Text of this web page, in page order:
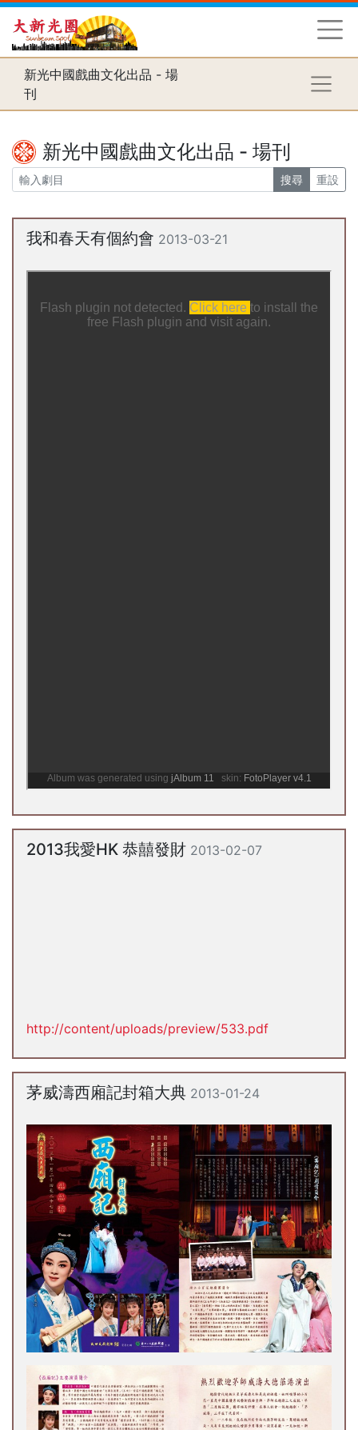
新光中國戲曲文化出品 - 場
刊
新光中國戲曲文化出品 - 場刊
搜尋 重設
我和春天有個約會 2013-03-21
2013我愛HK 恭囍發財 2013-02-07
http://content/uploads/preview/533.pdf
茅威濤西廂記封箱大典 2013-01-24